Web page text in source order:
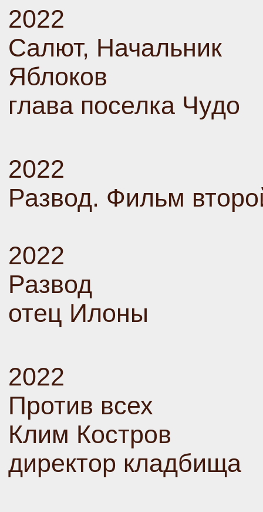
2022
Салют, Начальник
Яблоков
глава поселка Чудо
2022
Развод. Фильм
2022
Развод
отец Илоны
2022
Против всех
Клим Костров
директор кладбища